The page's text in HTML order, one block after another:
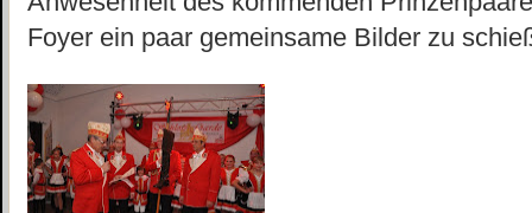
Foyer ein paar gemeinsame Bilder zu